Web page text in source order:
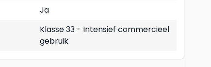
Ja
Klasse 33 - Intensief commercieel
gebruik